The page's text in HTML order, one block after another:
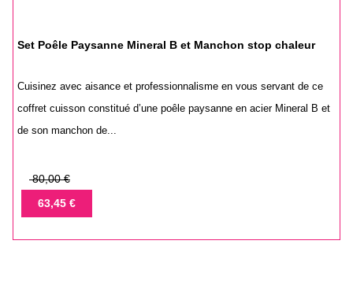
Set Poêle Paysanne Mineral B et Manchon stop chaleur
Cuisinez avec aisance et professionnalisme en vous servant de ce
coffret cuisson constitué d’une poêle paysanne en acier Mineral B et
de son manchon de...
Prix
base
80,00 €
Prix63,45 €